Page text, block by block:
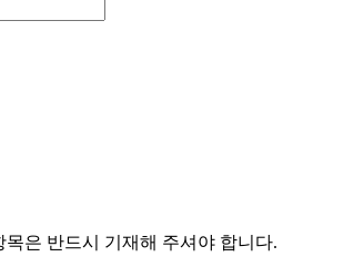
목은 반드시 기재해 주셔야 합니다.